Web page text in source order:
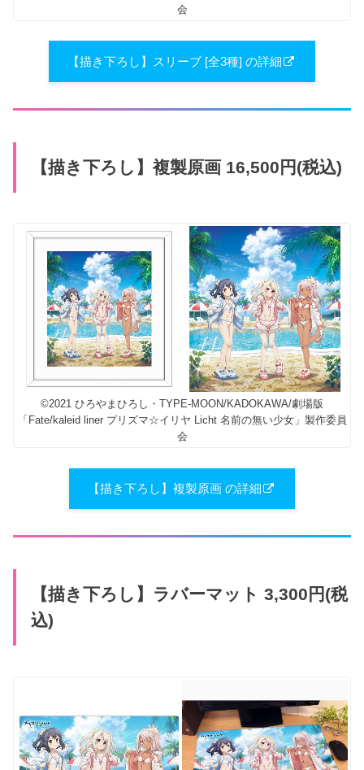
会
【描き下ろし】スリーブ [全3種] の詳細
【描き下ろし】複製原画 16,500円(税込)
©2021 ひろやまひろし・TYPE-MOON/KADOKAWA/劇場版
「Fate/kaleid liner プリズマ☆イリヤ Licht 名前の無い少女」製作委員
会
【描き下ろし】複製原画 の詳細
【描き下ろし】ラバーマット 3,300円(税
込)